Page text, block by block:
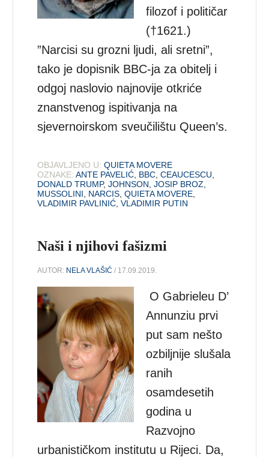
filozof i političar
(†1621.)
”Narcisi su grozni ljudi, ali sretni”,
tako je dopisnik BBC-ja za obitelj i
odgoj naslovio najnovije otkriće
znanstvenog ispitivanja na
sjevernoirskom sveučilištu Queen’s.
OBJAVLJENO U: QUIETA MOVERE
OZNAKE: ANTE PAVELIĆ BBC ,CEAUCESCU
DONALD TRUMP,JOHNSON ,JOSIP BROZ
MUSSOLINI
NARCIS ,QUIETA MOVERE
VLADIMIR PAVLINIĆ ,VLADIMIR PUTIN
Naši i njihovi fašizmi
AUTOR: NELA VLAŠIĆ / 17.09.2019.
O Gabrieleu D’
Annunziu prvi
put sam nešto
ozbiljnije slušala
ranih
osamdesetih
godina u
Razvojno
urbanističkom institutu u Rijeci. Da,